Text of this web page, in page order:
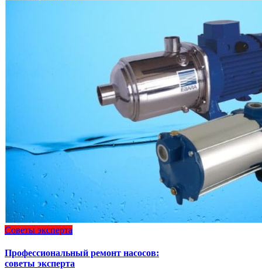
Советы эксперта
Профессиональный ремонт насосов:
советы эксперта